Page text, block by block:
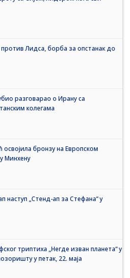
Лидса, борба за опстанак до
разговарао о Ирану са
колегама
бронзу на Европском
Минхену
наступ „Стенд-ап за Стефана“ у
триптиха „Негде изван планета“ у
у петак, 22. маја